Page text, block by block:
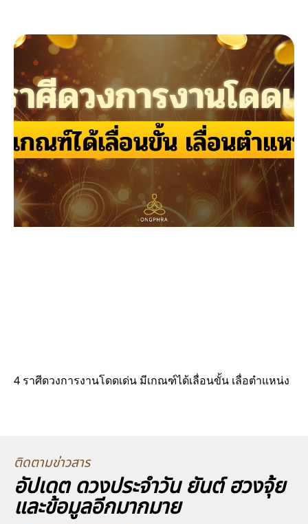
4 ราศีดวงการงานโดดเด่น มีเกณฑ์ได้เลื่อนขั้น เลื่อตำแหน่ง
ติดตามข่าวสาร
อัปเดต ดวงประจำวัน ยันต์ ฮวงจุ้ย
และข้อมูลอีกมากมาย